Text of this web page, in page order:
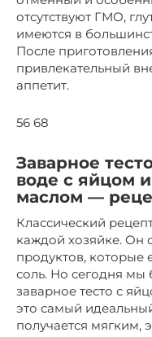
отсутствуют ГМО,
имеются в
После
привлекательный
аппетит.
56 68
Заварное
воде с яйцом
маслом —
Классический
каждой хозяйке. Он
продуктов, которые
соль. Но сегодня мы
заварное тесто с
это самый
получается мягким,